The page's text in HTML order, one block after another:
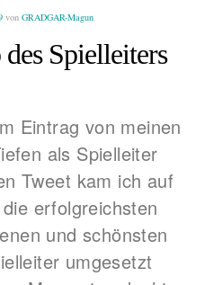
von GRADGAR-Magun
Spielleiters
Eintrag von meinen
als Spielleiter
Tweet kam ich auf
erfolgreichsten
und schönsten
umgesetzt